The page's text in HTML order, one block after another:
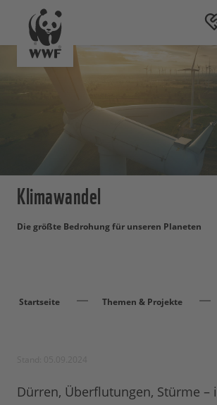
Klimawandel
Die größte Bedrohung für unseren Planeten
Startseite Themen & Projekte
Dürren, Überflutungen, Stürme –